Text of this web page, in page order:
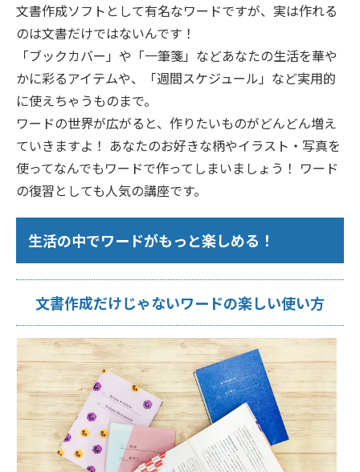
文書作成ソフトとして有名なワードですが、実は作れる
のは文書だけではないんです！
「ブックカバー」や「一筆箋」などあなたの生活を華や
かに彩るアイテムや、「週間スケジュール」など実用的
に使えちゃうものまで。
ワードの世界が広がると、作りたいものがどんどん増え
ていきますよ！ あなたのお好きな柄やイラスト・写真を
使ってなんでもワードで作ってしまいましょう！ ワード
の復習としても人気の講座です。
生活の中でワードがもっと楽しめる！
文書作成だけじゃないワードの楽しい使い方